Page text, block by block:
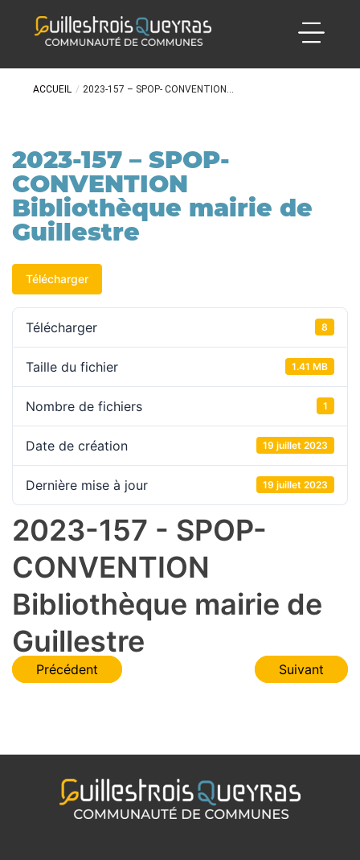
ACCUEIL / 2023-157 – SPOP- CONVENTION...
2023-157 – SPOP-
CONVENTION
Bibliothèque mairie de
Guillestre
Télécharger
Télécharger 8
Taille du fichier 1.41 MB
Nombre de fichiers 1
Date de création 19 juillet 2023
Dernière mise à jour 19 juillet 2023
2023-157 - SPOP-
CONVENTION
Bibliothèque mairie de
Guillestre
Navigation
Précédent Suivant